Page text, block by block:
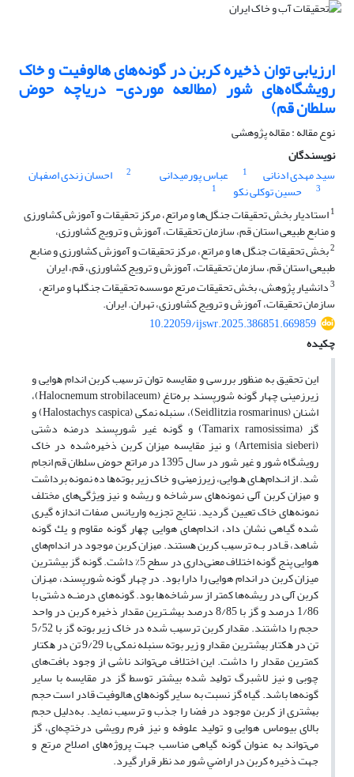
ارزیابی ﺗﻮان ذﺧﻴﺮه ﻛﺮﺑﻦ در گونه‌های هالوفیت و ﺧﺎک
روﻳﺸﮕﺎهﻫﺎى ﺷﻮر (مطالعه موردی- دریاچه حوض
سلطان قم)
نوع مقاله : مقاله پژوهشی
نویسندگان
سید مهدی ادنانی
1 عباس پورمیدانی 2 احسان زندی اصفهان
3 حسین توکلی نکو
1
1استادیار بخش تحقیقات جنگل‌ها و مراتع، مرکز تحقیقات و آموزش کشاورزی
و منابع طبیعی استان قم، سازمان تحقیقات، آموزش و ترویج کشاورزی،
2بخش تحقیقات جنگل ها و مراتع، مرکز تحقیقات و آموزش کشاورزی و منابع
طبیعی استان قم، سازمان تحقیقات، آموزش و ترویج کشاورزی، قم، ایران
3دانشیار پژوهش، بخش تحقیقات مرتع موسسه تحقیقات جنگلها و مراتع،
سازمان تحقیقات، آموزش و ترویج کشاورزی، تهران. ایران.
10.22059/ijswr.2025.386851.669859
چکیده
این تحقیق به منظور بررسی و ﻣﻘﺎﻳﺴﻪ ﺗﻮان ﺗﺮﺳﻴﺐ ﻛﺮﺑﻦ اﻧﺪام ﻫﻮاﻳﻰ و
زیرزمینی چهار گونه شورپسند بره‌تاغ (Halocnemum strobilaceum)،
اشنان (Seidlitzia rosmarinus)، سنبله نمکی (Halostachys caspica) و
گز (Tamarix ramosissima) و گونه غیر شورپسند درمنه دشتی
(Artemisia sieberi) و نیز ﻣﻘﺎﻳﺴﻪ ﻣﻴﺰان ﻛﺮﺑﻦ ذﺧﻴﺮه‌ﺷﺪه در ﺧﺎک
روﻳﺸﮕﺎه ﺷﻮر و ﻏﻴﺮ ﺷﻮر در سال 1395 در مراتع حوض سلطان قم انجام
شد. از اﻧـﺪامﻫـﺎی ﻫـﻮاﻳﻰ، زﻳﺮزﻣﻴﻨﻰ و ﺧﺎک زﻳﺮ ﺑﻮﺗﻪ‌ﻫﺎ ده ﻧﻤﻮﻧﻪ ﺑﺮداﺷﺖ
و ﻣﻴﺰان ﻛﺮﺑﻦ آﻟﻰ ﻧﻤﻮﻧﻪﻫﺎی ﺳﺮﺷﺎﺧﻪ و رﻳﺸﻪ و نیز ویژگی‌های مختلف
ﻧﻤﻮﻧﻪ‌ﻫﺎی ﺧﺎک تعیین گردید. نتایج تجزیه واریانس صفات اندازه گیری
شده گیاهی ﻧﺸﺎن داد، اندام‌های هوایی ﭼﻬﺎر ﮔﻮﻧﻪ ﻣﻘﺎوم و ﻳﻚ ﮔﻮﻧﻪ
شاهد، ﻗـﺎدر ﺑـﻪ ﺗﺮﺳﻴﺐ ﻛﺮﺑﻦ ﻫﺴﺘﻨﺪ. ﻣﻴﺰان ﻛﺮﺑﻦ ﻣﻮﺟﻮد در اندام‌های
هوایی ﭘﻨﺞ ﮔﻮﻧﻪ اختلاف معنی‌داری در سطح 5% داشت. گونه گز بیشترین
میزان کربن در اندام هوایی را دارا بود. در چهار گونه شورپسند، ﻣﻴـﺰان
کربن آلی در رﻳﺸﻪها کمتر از ﺳﺮﺷﺎﺧﻪﻫﺎ بود. گونه‌های درﻣﻨـﻪ دشتی با
1/86 درصد و گز با 8/85 درصد ﺑﻴﺸـﺘﺮﻳﻦ ﻣﻘﺪار ذﺧﻴﺮه ﻛﺮﺑﻦ در واﺣﺪ
ﺣﺠﻢ را داشتند. ﻣﻘﺪار ﻛﺮﺑﻦ ﺗﺮﺳﻴﺐ ﺷﺪه در ﺧﺎک زﻳﺮ ﺑﻮﺗﻪ ﮔﺰ ﺑﺎ 5/52
ﺗﻦ در ﻫﻜﺘﺎر ﺑﻴﺸﺘﺮﻳﻦ ﻣﻘﺪار و زیر بوته سنبله نمکی ﺑﺎ 9/29 ﺗﻦ در ﻫﻜﺘﺎر
ﻛﻤﺘﺮﻳﻦ ﻣﻘﺪار را داشت. اﻳﻦ اﺧﺘﻼف می‌تواند ناشی از وجود بافت‌های
چوبی و نیز ﻻﺷﺒﺮگ ﺗﻮﻟﻴﺪ ﺷﺪه بیشتر ﺗﻮﺳﻂ ﮔﺰ در ﻣﻘﺎﻳﺴﻪ ﺑﺎ سایر
گونه‌ها باشد. گیاه ﮔﺰ ﻧﺴﺒﺖ ﺑﻪ ﺳﺎﻳﺮ ﮔﻮﻧﻪ‌ﻫﺎى هالوفیت ﻗﺎدر اﺳﺖ ﺣﺠﻢ
ﺑﻴﺸﺘﺮى از ﻛﺮﺑﻦ ﻣﻮﺟﻮد در ﻓﻀﺎ را ﺟﺬب و ﺗﺮﺳﻴﺐ ﻧﻤﺎﻳﺪ. به‌دلیل حجم
بالای بیوماس هوایی و تولید علوفه و نیز فرم رویشی درختچه‌ای، گز
می‌تواند به عنوان گونه گیاهی مناسب جهت ﭘﺮوژهﻫﺎى اﺻﻼح ﻣﺮﺗﻊ و
جهت ذخیره کربن در اراﺿﻲ ﺷﻮر مد نظر قرار گیرد.